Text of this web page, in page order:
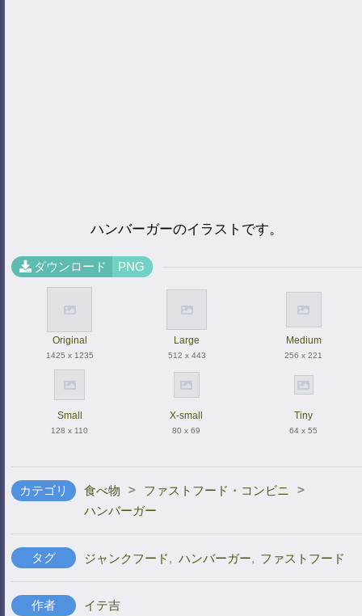
ハンバーガーのイラストです。
ダウンロード PNG
Original
1425 x 1235
Large
512 x 443
Medium
256 x 221
Small
128 x 110
X-small
80 x 69
Tiny
64 x 55
カテゴリ 食べ物 > ファストフード・コンビニ >
ハンバーガー
タグ ジャンクフード, ハンバーガー, ファストフード
作者 イテ吉